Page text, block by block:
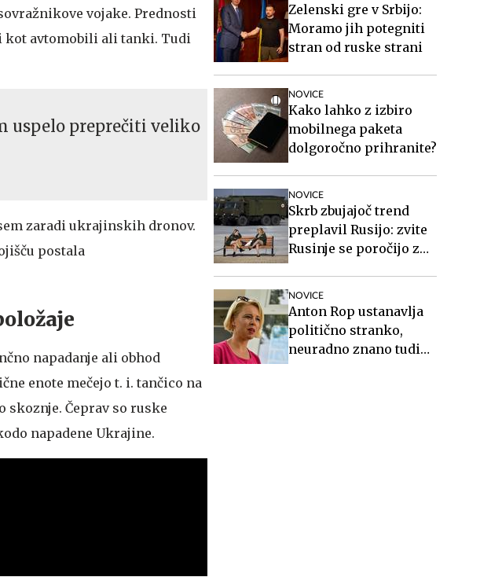
vojake. Prednosti
kot avtomobili ali tanki. Tudi
uspelo preprečiti veliko
zaradi ukrajinskih dronov.
postala
napadanje ali obhod
enote mečejo t. i. tančico na
Čeprav so ruske
napadene Ukrajine.
Zelenski gre v Srbijo:
Moramo jih potegniti
stran od ruske strani
NOVICE
Kako lahko z izbiro
mobilnega paketa
dolgoročno prihranite?
NOVICE
Skrb zbujajoč trend
preplavil Rusijo: zvite
Rusinje se poročijo z
poberejo ves denar
NOVICE
Anton Rop ustanavlja
politično stranko,
neuradno znano tudi